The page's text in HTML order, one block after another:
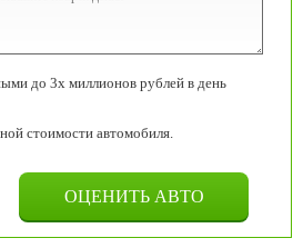
до 3х миллионов рублей в день
стоимости автомобиля.